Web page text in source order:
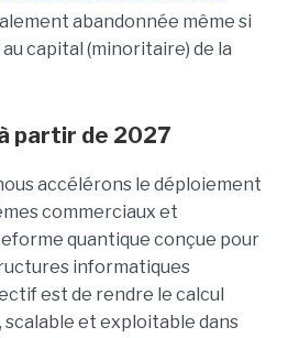
abandonnée même si
au capital (minoritaire) de la
partir de 2027
accélérons le déploiement
commerciaux et
quantique conçue pour
informatiques
est de rendre le calcul
scalable et exploitable dans